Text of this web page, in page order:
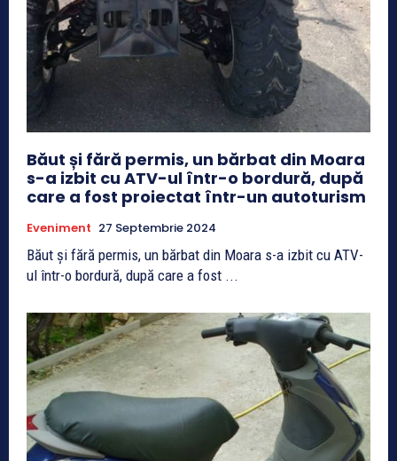
Băut și fără permis, un bărbat din Moara
s-a izbit cu ATV-ul într-o bordură, după
care a fost proiectat într-un autoturism
Eveniment 27 Septembrie 2024
Băut și fără permis, un bărbat din Moara s-a izbit cu ATV-
ul într-o bordură, după care a fost ...